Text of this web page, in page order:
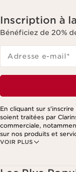
Inscription à
Bénéficiez de 20%
Adresse e-mail*
VOIR PLUS
En cliquant sur
soient traitées par
commerciale,
sur nos produits et
de vos habitudes et/ou
cliquant sur le lien de